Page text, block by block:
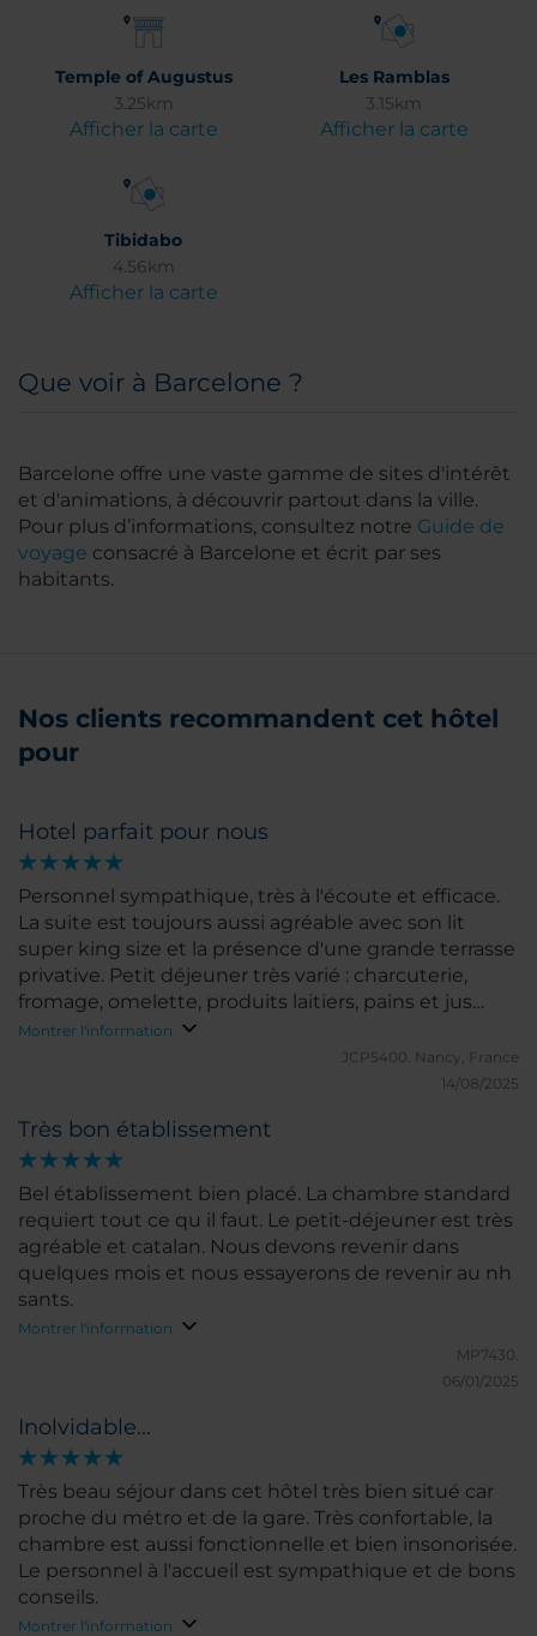
Temple of Augustus
3.25km
Afficher la carte
Les Ramblas
3.15km
Afficher la carte
Tibidabo
4.56km
Afficher la carte
Que voir à Barcelone ?
Barcelone offre une vaste gamme de sites d'intérêt
et d'animations, à découvrir partout dans la ville.
Pour plus d’informations, consultez notre Guide de
voyage consacré à Barcelone et écrit par ses
habitants.
Nos clients recommandent cet hôtel
pour
Hotel parfait pour nous
Personnel sympathique, très à l'écoute et efficace.
La suite est toujours aussi agréable avec son lit
super king size et la présence d'une grande terrasse
privative. Petit déjeuner très varié : charcuterie,
fromage, omelette, produits laitiers, pains et jus
variés etc... Emplacement calme dans quartier
familial de Sants. Je ne peux que recommander.
Montrer l'information
JCP5400. Nancy, France
14/08/2025
Très bon établissement
Bel établissement bien placé. La chambre standard
requiert tout ce qu il faut. Le petit-déjeuner est très
agréable et catalan. Nous devons revenir dans
quelques mois et nous essayerons de revenir au nh
sants.
Montrer l'information
MP7430.
06/01/2025
Inolvidable...
Très beau séjour dans cet hôtel très bien situé car
proche du métro et de la gare. Très confortable, la
chambre est aussi fonctionnelle et bien insonorisée.
Le personnel à l'accueil est sympathique et de bons
conseils.
Montrer l'information